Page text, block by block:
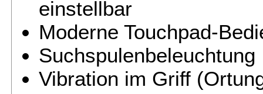
einstellbar
Moderne Touchpad-
Suchspulenbeleuchtung
Vibration im Griff